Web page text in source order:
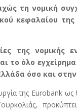
τη νομική
κεφαλαίου
της νομικής
όλο εγχείρημα
όσο και στην
της Eurobank ως